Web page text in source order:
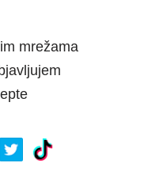
mrežama